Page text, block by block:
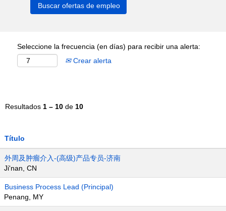
Seleccione la frecuencia (en días) para recibir una alerta:
Crear alerta
Resultados 1 – 10 de 10
Título
外周及肿瘤介入-(高级)产品专员-济南
Ji'nan, CN
Business Process Lead (Principal)
Penang, MY